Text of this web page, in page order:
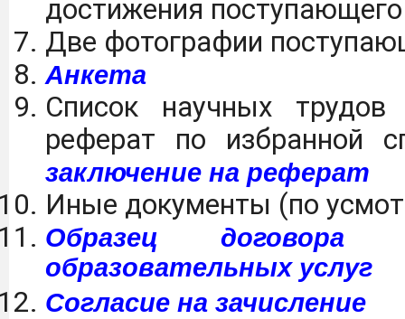
достижения
Две фотографии
Анкета
Список научных трудов
реферат по избранной
заключение на реферат
Иные документы (по
Образец
образовательных услуг
Согласие на зачисление